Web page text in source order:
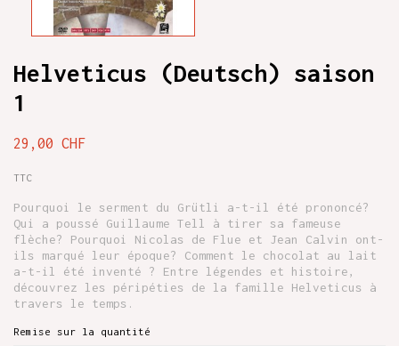
Helveticus (Deutsch) saison
1
29,00 CHF
TTC
Pourquoi le serment du Grütli a-t-il été prononcé?
Qui a poussé Guillaume Tell à tirer sa fameuse
flèche? Pourquoi Nicolas de Flue et Jean Calvin ont-
ils marqué leur époque? Comment le chocolat au lait
a-t-il été inventé ? Entre légendes et histoire,
découvrez les péripéties de la famille Helveticus à
travers le temps.
Remise sur la quantité